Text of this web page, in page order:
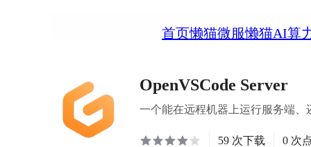
首页懒猫微服懒猫AI算
OpenVSCode Server
一个能在远程机器上运行服务端、
59 次下载 0 次